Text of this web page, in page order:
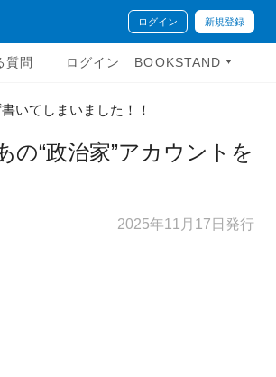
ログイン 新規登録
質問 ログイン BOOKSTAND
いてしまいました！！
の“政治家”アカウントを
2025年11月17日発行